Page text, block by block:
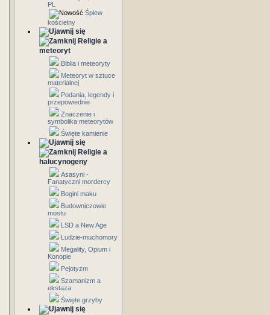
PL
Śpiew
kościelny
Religie a
meteoryt
Biblia i meteoryty
Meteoryt w sztuce
materialnej
Podania, legendy i
przepowiednie
Znaczenie i
symbolika meteorytów
Święte kamienie
Religie a
halucynogeny
Asasyni -
Fanatyczni mordercy
Bogini maku
Budowniczowie
mostu
LSD a New Age
Ludzie-muchomory
Megality, Opium i
Konopie
Pejotyzm
Szamanizm a
ekstaza
Święte grzyby